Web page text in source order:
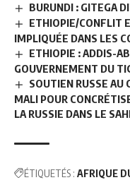
BURUNDI : GITEGA
ETHIOPIE/CONFLIT
IMPLIQUÉE DANS LES
ETHIOPIE : ADDIS-
GOUVERNEMENT DU
SOUTIEN RUSSE AU
MALI POUR
LA RUSSIE DANS LE
ÉTIQUETÉS : AFRIQUE